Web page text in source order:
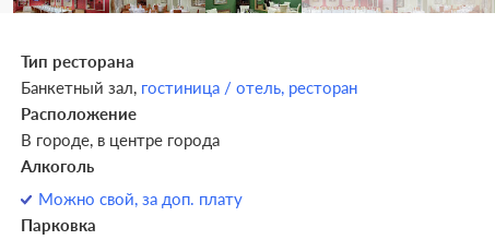
Тип ресторана
Банкетный зал, гостиница / отель, ресторан
Расположение
В городе, в центре города
Алкоголь
Можно свой, за доп. плату
Парковка